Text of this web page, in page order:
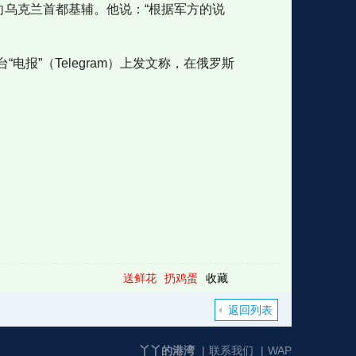
克兰首都基辅。他说：“根据军方的说
电报”（Telegram）上发文称，在俄罗斯
送鲜花 扔鸡蛋 收藏
返回列表
丫丫的港湾 | 联系我们 | WAP